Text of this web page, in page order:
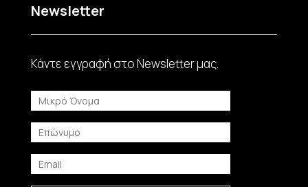
Newsletter
Κάντε εγγραφή στο Νewsletter μας.